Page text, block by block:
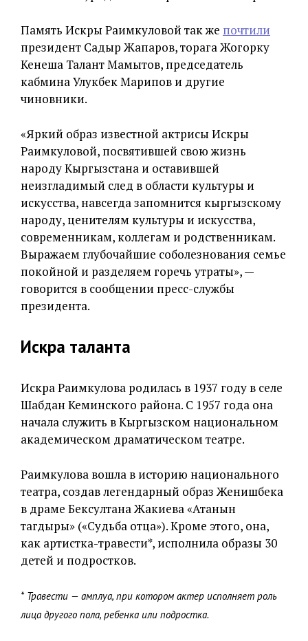
Память Искры Раимкуловой так же почтили
президент Садыр Жапаров, торага Жогорку
Кенеша Талант Мамытов, председатель
кабмина Улукбек Марипов и другие
чиновники.
«Яркий образ известной актрисы Искры
Раимкуловой, посвятившей свою жизнь
народу Кыргызстана и оставившей
неизгладимый след в области культуры и
искусства, навсегда запомнится кыргызскому
народу, ценителям культуры и искусства,
современникам, коллегам и родственникам.
Выражаем глубочайшие соболезнования семье
покойной и разделяем горечь утраты», —
говорится в сообщении пресс-службы
президента.
Искра таланта
Искра Раимкулова родилась в 1937 году в селе
Шабдан Кеминского района. C 1957 года она
начала служить в Кыргызском национальном
академическом драматическом театре.
Раимкулова вошла в историю национального
театра, создав легендарный образ Женишбека
в драме Бексултана Жакиева «Атанын
тагдыры» («Судьба отца»). Кроме этого, она,
как артистка-травести*, исполнила образы 30
детей и подростков.
* Травести — амплуа, при котором актер исполняет роль
лица другого пола, ребенка или подростка.